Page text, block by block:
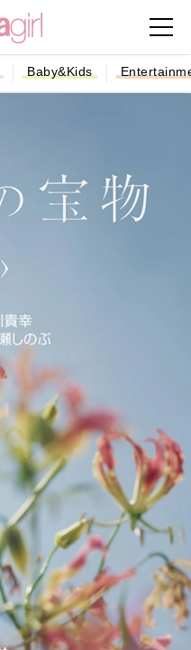
Baby&Kids